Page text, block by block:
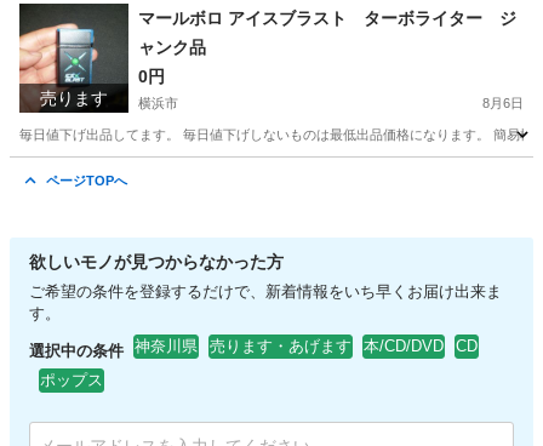
神奈川 横浜市 ベビー用品
売ります
マールボロ アイスブラスト ターボライター ジ
ャンク品
0円
横浜市 8月6日
毎日値下げ出品してます。 毎日値下げしないものは最低出品価格になります。 簡易
ページTOPへ
欲しいモノが見つからなかった方
ご希望の条件を登録するだけで、新着情報をいち早くお届け出来ま
す。
選択中の条件 神奈川県 売ります・あげます 本/CD/DVD
CD
ポップス